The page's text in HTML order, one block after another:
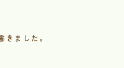
ました。